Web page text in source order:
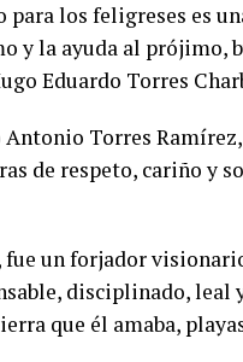
los feligreses es
y la ayuda al prójimo,
Eduardo Torres
Torres
de respeto, cariño y
un forjador
disciplinado, leal
que él amaba,